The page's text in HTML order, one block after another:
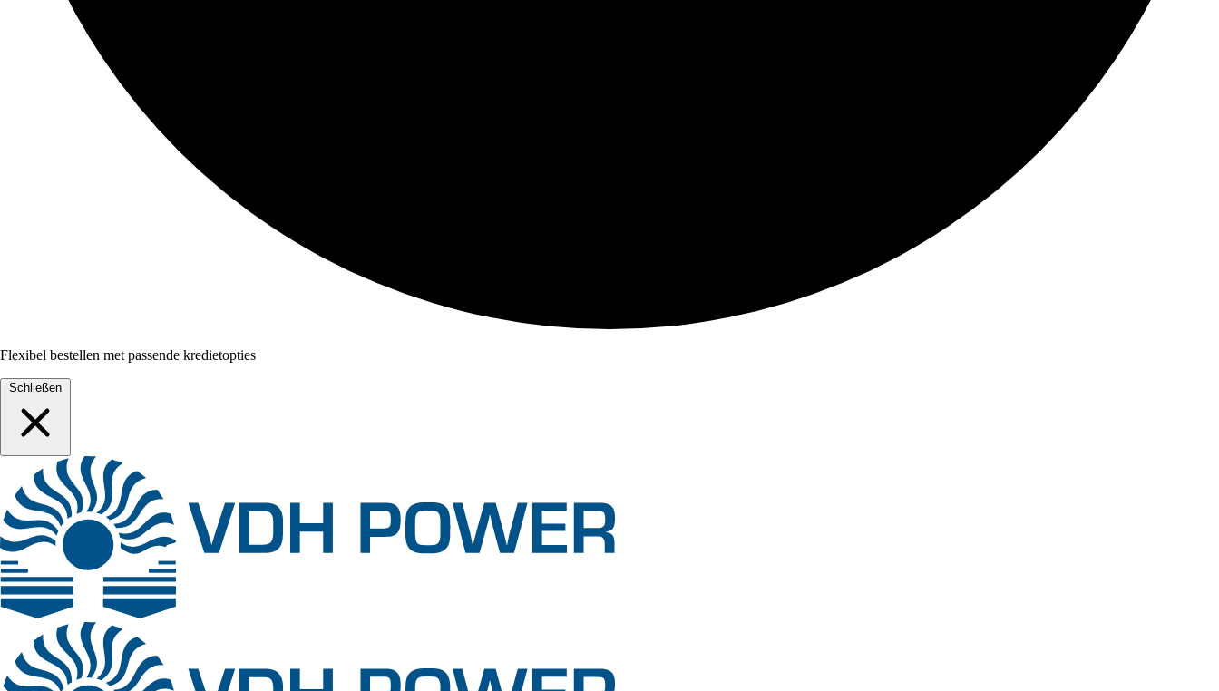
Flexibel bestellen met passende kredietopties
Schließen